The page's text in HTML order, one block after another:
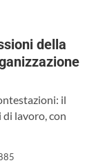
della
il
lavoro, con